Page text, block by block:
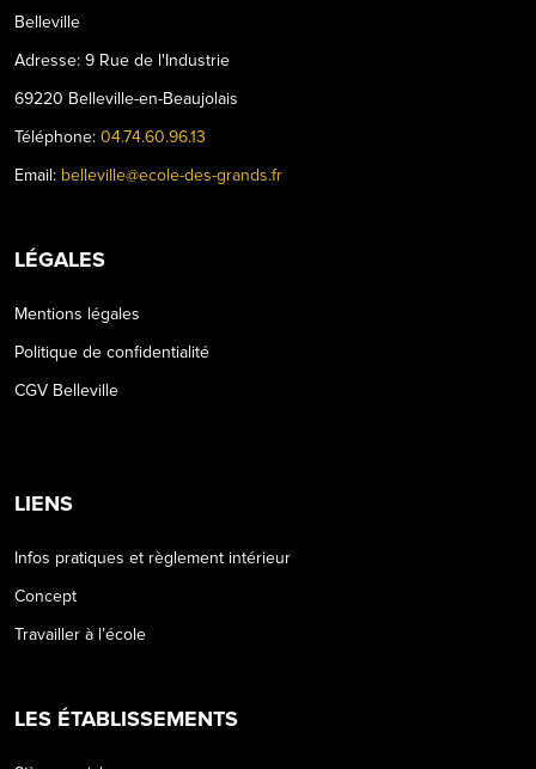
Belleville
Adresse: 9 Rue de l'Industrie
69220 Belleville-en-Beaujolais
Téléphone: 04.74.60.96.13
Email: belleville@ecole-des-grands.fr
LÉGALES
Mentions légales
Politique de confidentialité
CGV Belleville
LIENS
Infos pratiques et règlement intérieur
Concept
Travailler à l’école
LES ÉTABLISSEMENTS